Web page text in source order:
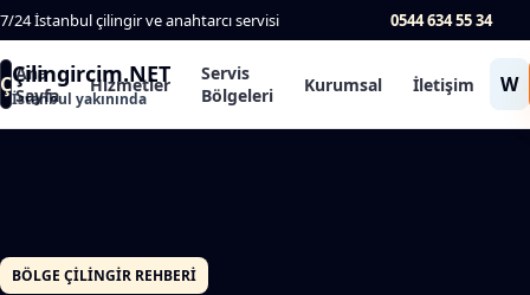
7/24 İstanbul çilingir ve anahtarcı servisi 0544 634 55 34
ÇÇilingircim.NET
İstanbul yakınında
Ana
Sayfa
Hizmetler
Servis
Bölgeleri
Kurumsal İletişim W
BÖLGE ÇILINGIR REHBERI